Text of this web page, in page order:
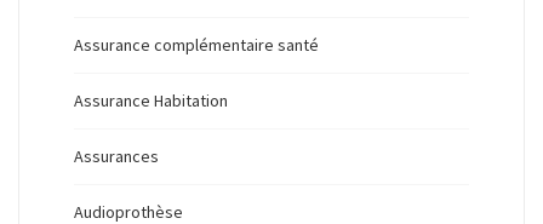
Assurance complémentaire santé
Assurance Habitation
Assurances
Audioprothèse